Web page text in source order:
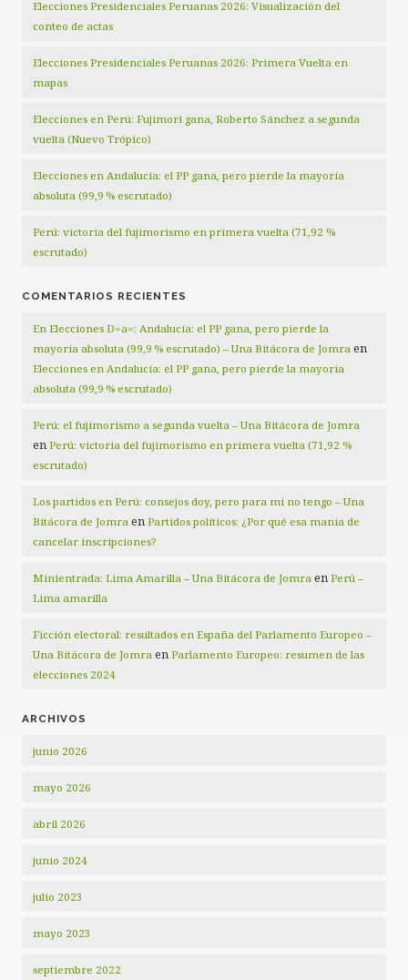
Elecciones Presidenciales Peruanas 2026: Visualización del
conteo de actas
Elecciones Presidenciales Peruanas 2026: Primera Vuelta en
mapas
Elecciones en Perú: Fujimori gana, Roberto Sánchez a segunda
vuelta (Nuevo Trópico)
Elecciones en Andalucía: el PP gana, pero pierde la mayoría
absoluta (99,9 % escrutado)
Perú: victoria del fujimorismo en primera vuelta (71,92 %
escrutado)
COMENTARIOS RECIENTES
En Elecciones D=a=: Andalucía: el PP gana, pero pierde la
mayoría absoluta (99,9 % escrutado) – Una Bitácora de Jomra en
Elecciones en Andalucía: el PP gana, pero pierde la mayoría
absoluta (99,9 % escrutado)
Perú: el fujimorismo a segunda vuelta – Una Bitácora de Jomra
en Perú: victoria del fujimorismo en primera vuelta (71,92 %
escrutado)
Los partidos en Perú: consejos doy, pero para mí no tengo – Una
Bitácora de Jomra en Partidos políticos: ¿Por qué esa manía de
cancelar inscripciones?
Minientrada: Lima Amarilla – Una Bitácora de Jomra en Perú –
Lima amarilla
Ficción electoral: resultados en España del Parlamento Europeo –
Una Bitácora de Jomra en Parlamento Europeo: resumen de las
elecciones 2024
ARCHIVOS
junio 2026
mayo 2026
abril 2026
junio 2024
julio 2023
mayo 2023
septiembre 2022